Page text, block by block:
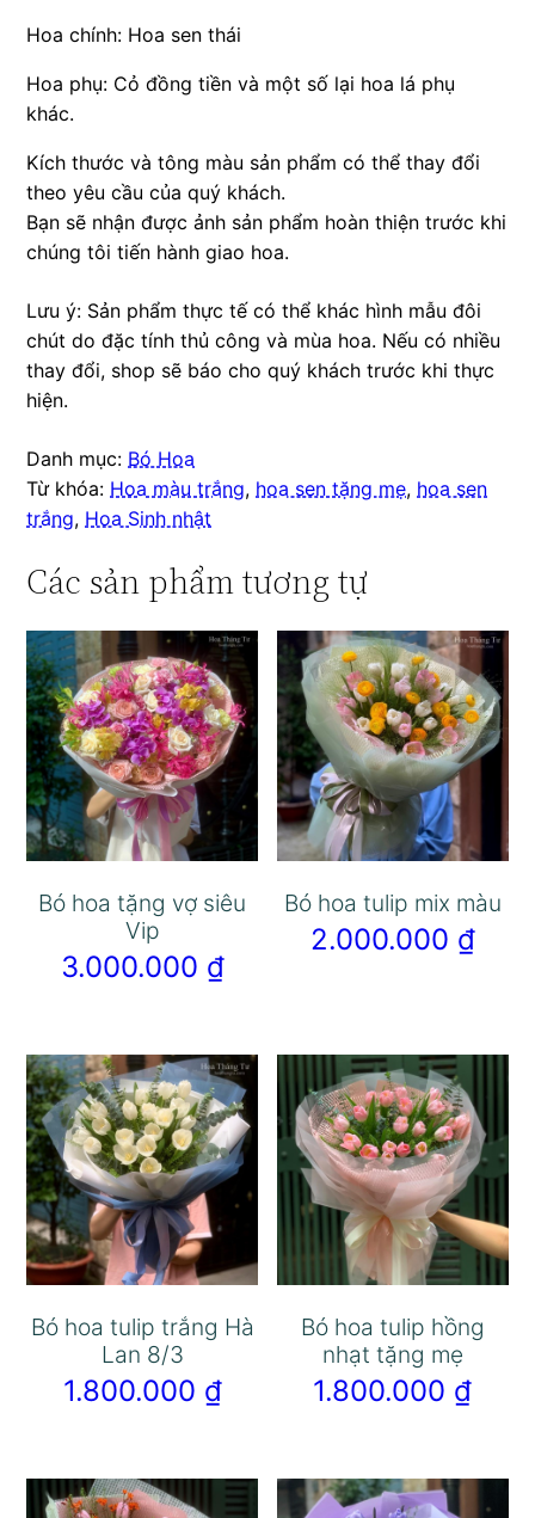
Hoa chính: Hoa sen thái
Hoa phụ: Cỏ đồng tiền và một số lại hoa lá phụ
khác.
Kích thước và tông màu sản phẩm có thể thay đổi
theo yêu cầu của quý khách.
Bạn sẽ nhận được ảnh sản phẩm hoàn thiện trước khi
chúng tôi tiến hành giao hoa.
Lưu ý: Sản phẩm thực tế có thể khác hình mẫu đôi
chút do đặc tính thủ công và mùa hoa. Nếu có nhiều
thay đổi, shop sẽ báo cho quý khách trước khi thực
hiện.
Danh mục: Bó Hoa
Từ khóa: Hoa màu trắng, hoa sen tặng mẹ, hoa sen
trắng, Hoa Sinh nhật
Các sản phẩm tương tự
Bó hoa tặng vợ siêu
Vip
3.000.000 ₫
Bó hoa tulip mix màu
2.000.000 ₫
Bó hoa tulip trắng Hà
Lan 8/3
1.800.000 ₫
Bó hoa tulip hồng
nhạt tặng mẹ
1.800.000 ₫